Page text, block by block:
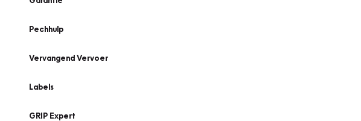
Pechhulp
Vervangend Vervoer
Labels
GRIP Expert